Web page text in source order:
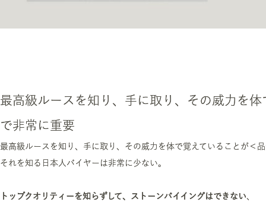
最高級ルースを知り、手に取り、その威力を
で非常に重要
最高級ルースを知り、手に取り、その威力を体で覚えていることが＜
それを知る日本人バイヤーは非常に少ない。
トップクオリティーを知らずして、ストーンバイイングはできない、